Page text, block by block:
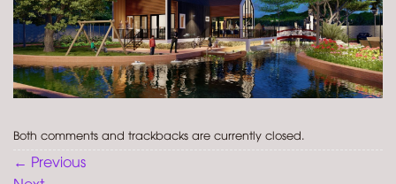
Both comments and trackbacks are currently closed.
← Previous